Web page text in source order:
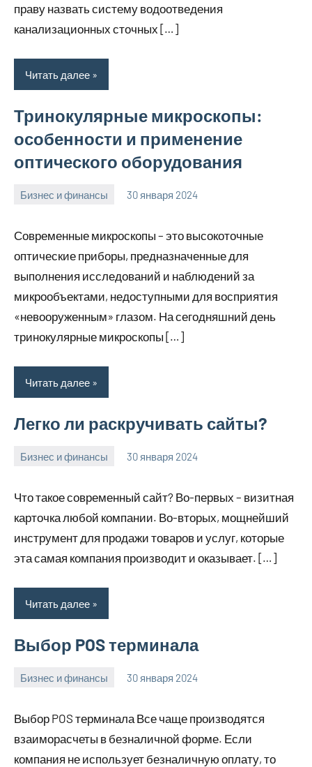
праву назвать систему водоотведения
канализационных сточных […]
Читать далее
Тринокулярные микроскопы:
особенности и применение
оптического оборудования
Бизнес и финансы 30 января 2024
home_teplo_r
Современные микроскопы – это высокоточные
оптические приборы, предназначенные для
выполнения исследований и наблюдений за
микрообъектами, недоступными для восприятия
«невооруженным» глазом. На сегодняшний день
тринокулярные микроскопы […]
Читать далее
Легко ли раскручивать сайты?
Бизнес и финансы 30 января 2024
home_teplo_r
Что такое современный сайт? Во-первых – визитная
карточка любой компании. Во-вторых, мощнейший
инструмент для продажи товаров и услуг, которые
эта самая компания производит и оказывает. […]
Читать далее
Выбор POS терминала
Бизнес и финансы 30 января 2024
home_teplo_r
Выбор POS терминала Все чаще производятся
взаиморасчеты в безналичной форме. Если
компания не использует безналичную оплату, то